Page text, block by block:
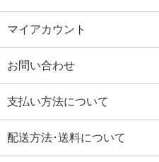
マイアカウント
お問い合わせ
支払い方法について
配送方法･送料について